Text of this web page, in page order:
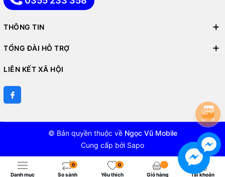
Còn về viền xung quanh máy, Galaxy S23 Ultra được bao bọc bởi
bộ khung làm từ nhôm với đặc tính bền bỉ, chắc chắn cùng trọng
lượng được tối ưu cực kỳ hiệu quả.
Bộ khung này được làm theo kiểu bóng loáng giúp máy có thêm
một điểm nhấn đầy nổi bật về thiết kế. Cảm giác khi sờ vào bộ
khung như được phủ một lớp mạ bóng xung quanh, vì thế đây sẽ
không phải là vị trí dễ xước như một bộ phận người người dùng
hoài nghi.
THÔNG TIN
TỔNG ĐÀI HỖ TRỢ
LIÊN KẾT XÃ HỘI
© Bản quyền thuộc về Ngọc Vũ Mobile
Cung cấp bởi Sapo
Danh mục
0
So sánh
0
Yêu thích Giỏ hàng Tài khoản